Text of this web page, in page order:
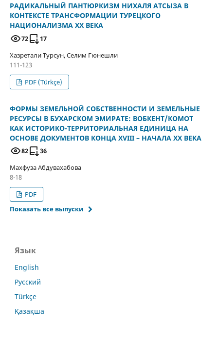
РАДИКАЛЬНЫЙ ПАНТЮРКИЗМ НИХАЛЯ АТСЫЗА В
КОНТЕКСТЕ ТРАНСФОРМАЦИИ ТУРЕЦКОГО
НАЦИОНАЛИЗМА ХХ ВЕКА
72
17
Хазретали Турсун, Селим Гюнешли
111-123
PDF (Türkçe)
ФОРМЫ ЗЕМЕЛЬНОЙ СОБСТВЕННОСТИ И ЗЕМЕЛЬНЫЕ
РЕСУРСЫ В БУХАРСКОМ ЭМИРАТЕ: ВОБКЕНТ/КОМОТ
КАК ИСТОРИКО-ТЕРРИТОРИАЛЬНАЯ ЕДИНИЦА НА
ОСНОВЕ ДОКУМЕНТОВ КОНЦА XVIII – НАЧАЛА XX ВЕКА
82
36
Махфуза Абдувахабова
8-18
PDF
Показать все выпуски
Язык
English
Русский
Türkçe
Қазақша